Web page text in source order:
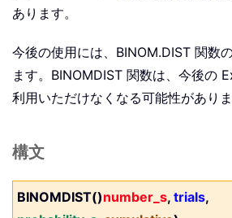
あります。
今後の使用には、BINOM.DIST 関数
ます。BINOMDIST 関数は、今後の
利用いただけなくなる可能性がありま
構文
BINOMDIST()number_s, trials,